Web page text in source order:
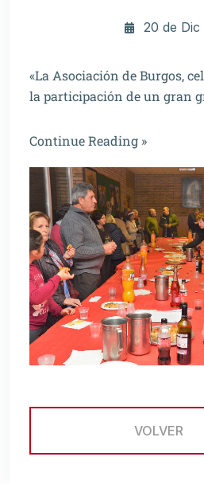
20 de Dic
«La Asociación de Burgos,
la participación de un gran
Continue Reading »
VOLVER